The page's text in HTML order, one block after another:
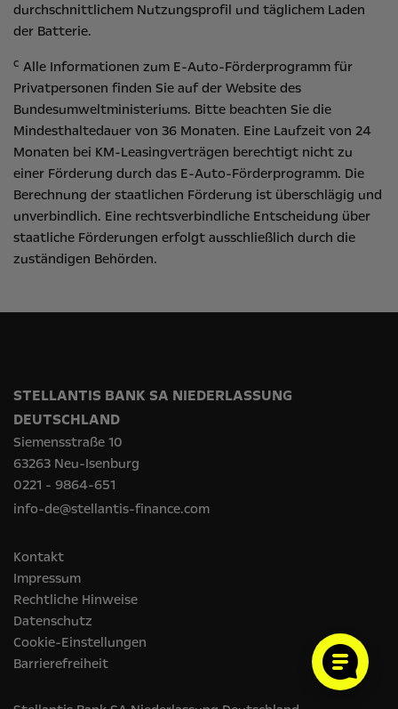
durchschnittlichem Nutzungsprofil und täglichem Laden
der Batterie.
c Alle Informationen zum E-Auto-Förderprogramm für
Privatpersonen finden Sie auf der Website des
Bundesumweltministeriums. Bitte beachten Sie die
Mindesthaltedauer von 36 Monaten. Eine Laufzeit von 24
Monaten bei KM-Leasingverträgen berechtigt nicht zu
einer Förderung durch das E-Auto-Förderprogramm. Die
Berechnung der staatlichen Förderung ist überschlägig und
unverbindlich. Eine rechtsverbindliche Entscheidung über
staatliche Förderungen erfolgt ausschließlich durch die
zuständigen Behörden.
STELLANTIS BANK SA NIEDERLASSUNG
DEUTSCHLAND
Siemensstraße 10
63263 Neu-Isenburg
0221 - 9864-651
info-de@stellantis-finance.com
Kontakt
Impressum
Rechtliche Hinweise
Datenschutz
Cookie-Einstellungen
Barrierefreiheit